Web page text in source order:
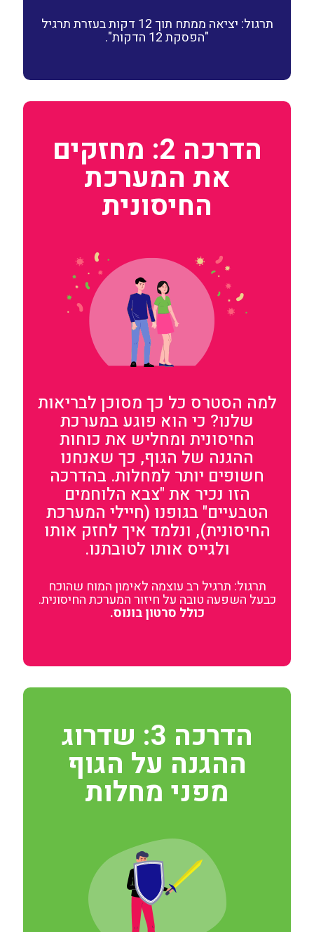
תרגול: יציאה ממתח תוך 12 דקות בעזרת תרגיל
"הפסקת 12 הדקות".
הדרכה 2: מחזקים
את המערכת
החיסונית
למה הסטרס כל כך מסוכן לבריאות
שלנו? כי הוא פוגע במערכת
החיסונית ומחליש את כוחות
ההגנה של הגוף, כך שאנחנו
חשופים יותר למחלות. בהדרכה
הזו נכיר את "צבא הלוחמים
הטבעיים" בגופנו (חיילי המערכת
החיסונית), ונלמד איך לחזק אותו
ולגייס אותו לטובתנו.
תרגול: תרגיל רב עוצמה לאימון המוח שהוכח
כבעל השפעה טובה על חיזור המערכת החיסונית.
כולל סרטון בונוס.
הדרכה 3: שדרוג
ההגנה על הגוף
מפני מחלות